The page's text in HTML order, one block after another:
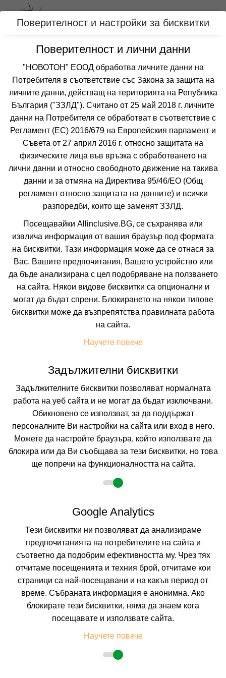
Вход
Категории
Хотел КРЕМИКОВЦИ
КИТЕН
Отзиви от клиенти за хотел КРЕМИКОВЦИ
от 17 отзива
8.7
❮ ❯
УДОБСТВА В ХОТЕЛА FAQ ЗА ХОТЕЛА
Собствен
10.08.2026 5 нощувки
Настаняване
2 възрастни
Описание
ХотелКРЕМИКОВЦИ *, Китен
Курорт: Китен
Разположение:
Хотелски Комплекс Кремиковци е място на
спокойствие и релакс със своите 26 декара площ - гора, басейни и
архитектура умело вписваща се в даденото от природата на
Българското южно черноморие. Красивите широколистни дървета и
богатството на Странджанската планинска флора, са естествена
преграда за шума от околните комплекси.
Пясъчен, на 200 метра от плаж Атлиман. Влизането в морето е
Комплекс Кремиковци разполага с 158 двойни стаи, 15
Поверителност и настройки за бисквитки
Поверителност и лични данни
"НОВОТОН" ЕООД обработва личните данни на
Потребителя в съответствие със Закона за защита на
личните данни, действащ на територията на Република
България ("ЗЗЛД"). Считано от 25 май 2018 г. личните
данни на Потребителя се обработват в съответствие с
Регламент (ЕС) 2016/679 на Европейския парламент и
Съвета от 27 април 2016 г. относно защитата на
физическите лица във връзка с обработването на
лични данни и относно свободното движение на такива
данни и за отмяна на Директива 95/46/EО (Общ
регламент относно защитата на данните) и всички
разпоредби, които ще заменят ЗЗЛД.
Посещавайки Allinclusive.BG, се съхранява или
извлича информация от вашия браузър под формата
на бисквитки. Тази информация може да се отнася за
Вас, Вашите предпочитания, Вашето устройство или
да бъде анализирана с цел подобряване на ползването
на сайта. Някои видове бисквитки са опционални и
могат да бъдат спрени. Блокирането на някои типове
бисквитки може да възпрепятства правилната работа
на сайта.
Научете повече
Задължителни бисквитки
Задължителните бисквитки позволяват нормалната
работа на уеб сайта и не могат да бъдат изключвани.
Обикновено се използват, за да поддържат
персоналните Ви настройки на сайта или вход в него.
Можете да настройте браузъра, който използвате да
блокира или да Ви съобщава за тези бисквитки, но това
ще попречи на функционалността на сайта.
Google Analytics
Тези бисквитки ни позволяват да анализираме
предпочитанията на потребителите на сайта и
съответно да подобрим ефективността му. Чрез тях
отчитаме посещенията и техния брой, отчитаме кои
страници са най-посещавани и на какъв период от
време. Събраната информация е анонимна. Ако
блокирате тези бисквитки, няма да знаем кога
посещавате и използвате сайта.
Научете повече